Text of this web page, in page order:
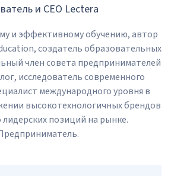
и CEO Lectera
и эффективному обучению, автор
создатель образовательных
член совета предпринимателей
исследователь современного
международного уровня в
высокотехнологичных брендов
лидерских позиций на рынке.